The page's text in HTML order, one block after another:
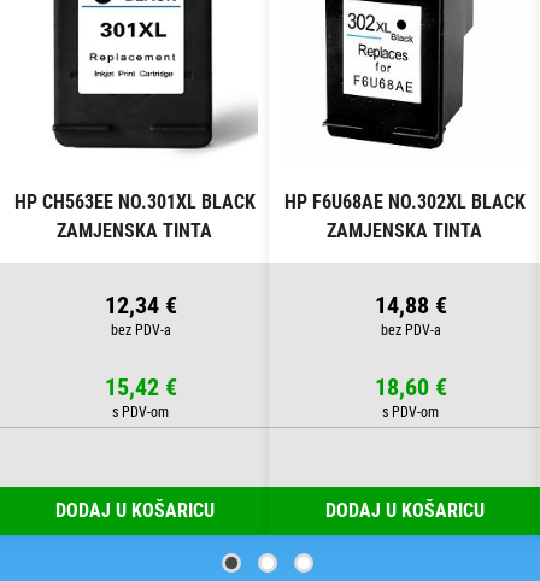
HP CH563EE NO.301XL BLACK
ZAMJENSKA TINTA
12,34 €
15,42 €
DODAJ U KOŠARICU
HP F6U68AE NO.302XL BLACK
ZAMJENSKA TINTA
14,88 €
18,60 €
DODAJ U KOŠARICU